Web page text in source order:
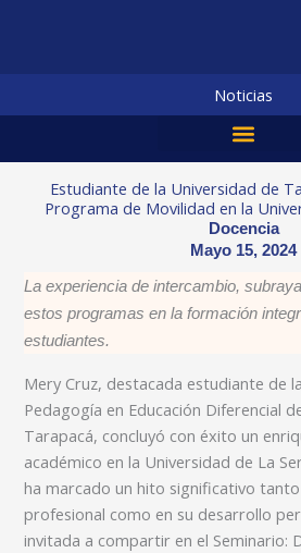
Noticias
Estudiante de la Universidad de
Programa de Movilidad en la
Docencia
Mayo 15, 2024
La experiencia de intercambio,
estos programas en la formación
estudiantes.
Mery Cruz, destacada estudiante de
Pedagogía en Educación Diferencial
Tarapacá, concluyó con éxito un
académico en la Universidad de La
ha marcado un hito significativo
profesional como en su desarrollo
invitada a compartir en el Seminario: